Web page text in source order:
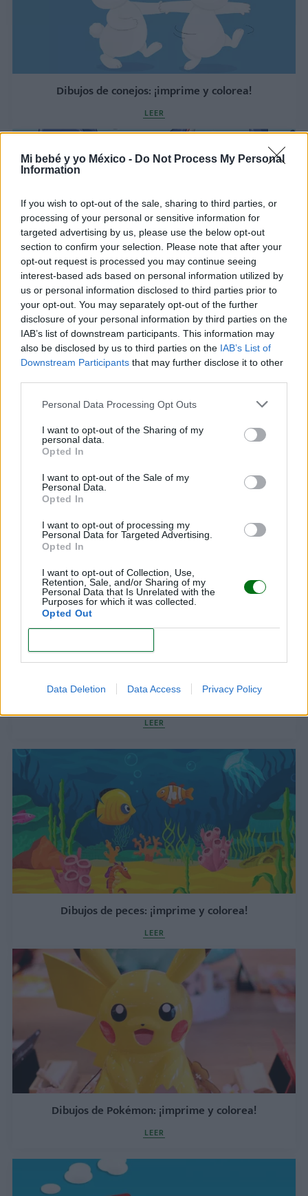
Mi bebé y yo México - Do Not Process My Personal
Information
If you wish to opt-out of the sale, sharing to third parties, or
processing of your personal or sensitive information for
targeted advertising by us, please use the below opt-out
section to confirm your selection. Please note that after your
opt-out request is processed you may continue seeing
interest-based ads based on personal information utilized by
us or personal information disclosed to third parties prior to
your opt-out. You may separately opt-out of the further
disclosure of your personal information by third parties on the
IAB’s list of downstream participants. This information may
also be disclosed by us to third parties on the IAB’s List of
Downstream Participants that may further disclose it to other
Personal Data Processing Opt Outs
I want to opt-out of the Sharing of my
personal data.
Opted In
I want to opt-out of the Sale of my
Personal Data.
Opted In
I want to opt-out of processing my
Personal Data for Targeted Advertising.
Opted In
I want to opt-out of Collection, Use,
Retention, Sale, and/or Sharing of my
Personal Data that Is Unrelated with the
Purposes for which it was collected.
Opted Out
Data Deletion Data Access Privacy Policy
Dibujos de conejos: ¡imprime y colorea!
LEER
¡Dibujos de delfines para imprimir y colorear!
LEER
Dibujos de elefantes: ¡imprime y colorea!
LEER
Dibujos de fútbol para colorear
LEER
Dibujos de peces: ¡imprime y colorea!
LEER
Dibujos de Pokémon: ¡imprime y colorea!
LEER